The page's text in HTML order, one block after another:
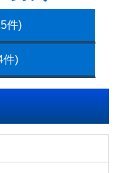
件)
件)